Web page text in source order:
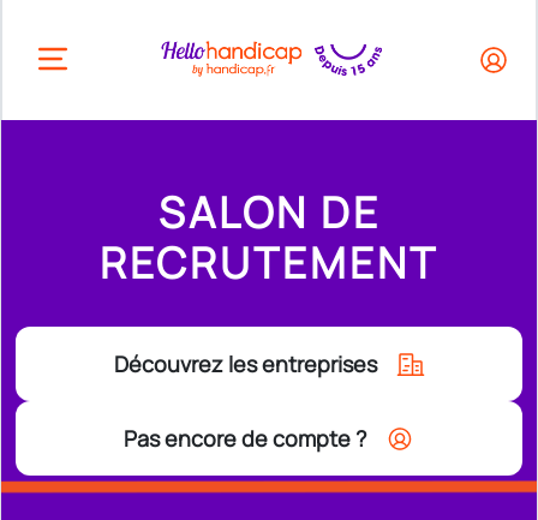
HEADER.OPEN_BUTTON
SALON DE
RECRUTEMENT
Découvrez les entreprises
Pas encore de compte ?